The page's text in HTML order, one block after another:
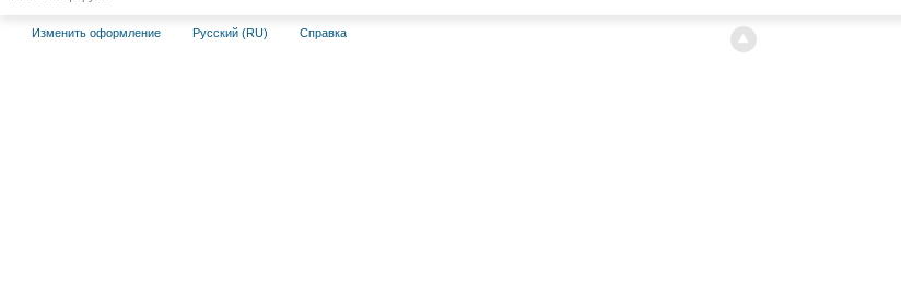
Изменить оформление Русский (RU) Справка